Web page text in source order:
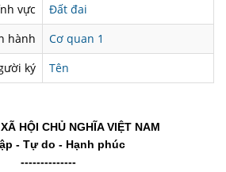
vực
Đất đai
hành
Cơ quan 1
ký
Tên
HỘI CHỦ NGHĨA VIỆT NAM
- Tự do - Hạnh phúc
--------------